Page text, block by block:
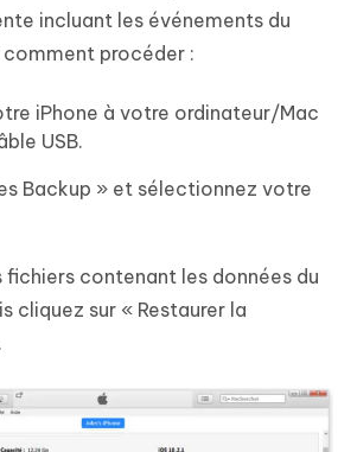
incluant les événements du
procéder :
iPhone à votre ordinateur/Mac
USB.
Backup » et sélectionnez votre
fichiers contenant les données du
cliquez sur « Restaurer la